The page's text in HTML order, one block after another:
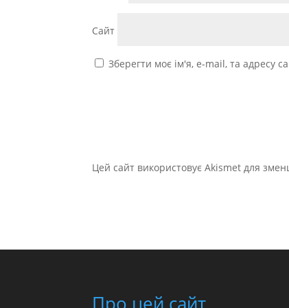
Сайт
Зберегти моє ім'я, e-mail, та адресу
Цей сайт використовує Akismet для
Про цей сайт